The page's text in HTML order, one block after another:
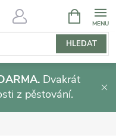
HLEDAT
NÁKUPNÍ
KOŠÍK
Dvakrát
z pěstování.